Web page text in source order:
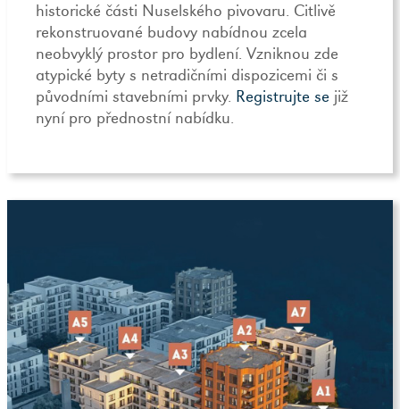
historické části Nuselského pivovaru. Citlivě
rekonstruované budovy nabídnou zcela
neobvyklý prostor pro bydlení. Vzniknou zde
atypické byty s netradičními dispozicemi či s
původními stavebními prvky. Registrujte se již
nyní pro přednostní nabídku.